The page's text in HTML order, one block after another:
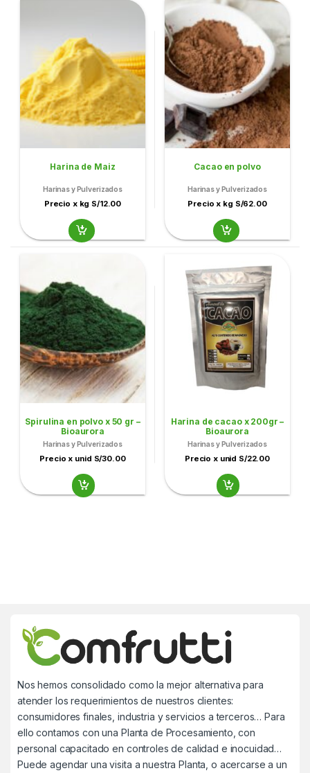
Harina de Maiz
Harinas y Pulverizados
Precio x kg S/12.00
Cacao en polvo
Harinas y Pulverizados
Precio x kg S/62.00
Spirulina en polvo x 50 gr –
Bioaurora
Harinas y Pulverizados
Precio x unid S/30.00
Harina de cacao x 200gr –
Bioaurora
Harinas y Pulverizados
Precio x unid S/22.00
Nos hemos consolidado como la mejor alternativa para
atender los requerimientos de nuestros clientes:
consumidores finales, industria y servicios a terceros… Para
ello contamos con una Planta de Procesamiento, con
personal capacitado en controles de calidad e inocuidad…
Puede agendar una visita a nuestra Planta, o acercarse a un